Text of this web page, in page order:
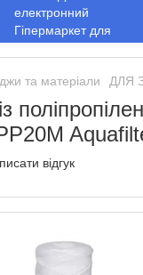
та матеріали ДЛЯ
відгук